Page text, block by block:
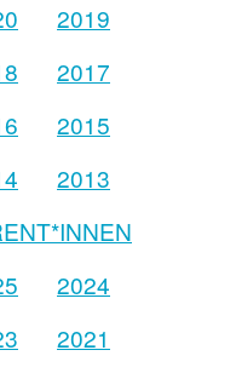
2019
2017
2015
2013
2024
2021